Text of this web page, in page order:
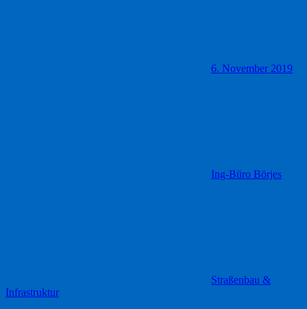
6. November 2019
Ing-Büro Börjes
Straßenbau &
Infrastruktur